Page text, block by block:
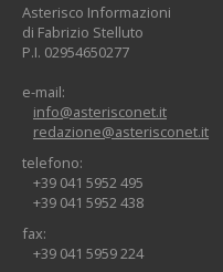
Asterisco Informazioni
di Fabrizio Stelluto
P.I. 02954650277
e-mail:
info@asterisconet.it
redazione@asterisconet.it
telefono:
+39 041 5952 495
+39 041 5952 438
fax:
+39 041 5959 224